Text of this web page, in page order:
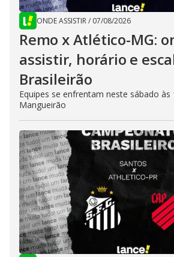
ONDE ASSISTIR/ 07/08/2026
Remo x Atlético-MG:
assistir, horário e
Brasileirão
Equipes se enfrentam neste sábado às
Mangueirão